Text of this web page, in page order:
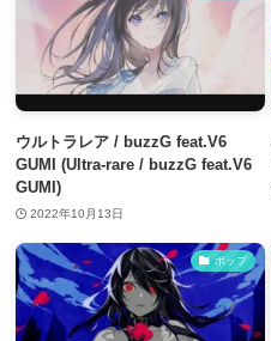
ウルトラレア / buzzG feat.V6
GUMI (Ultra-rare / buzzG feat.V6
GUMI)
2022年10月13日
ポップ